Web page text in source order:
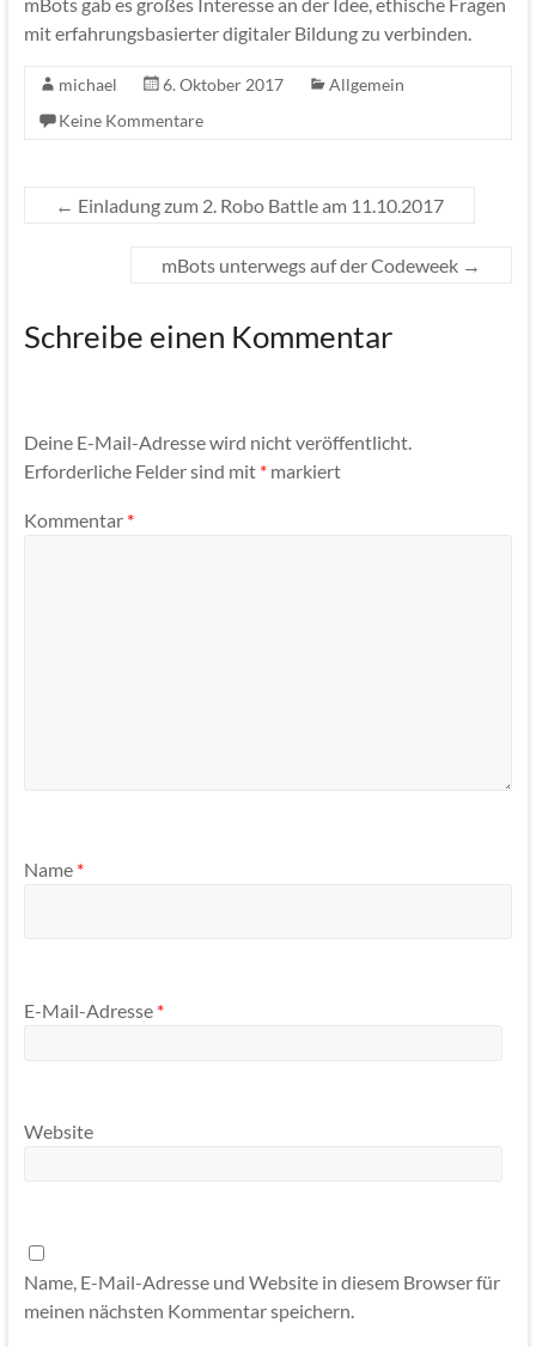
mBots gab es großes Interesse an der Idee, ethische Fragen
mit erfahrungsbasierter digitaler Bildung zu verbinden.
michael 6. Oktober 2017
Allgemein
Keine Kommentare
← Einladung zum 2. Robo Battle am 11.10.2017
mBots unterwegs auf der Codeweek →
Schreibe einen Kommentar
Deine E-Mail-Adresse wird nicht veröffentlicht.
Erforderliche Felder sind mit *markiert
Kommentar *
Name *
E-Mail-Adresse *
Website
Name, E-Mail-Adresse und Website in diesem Browser für
meinen nächsten Kommentar speichern.